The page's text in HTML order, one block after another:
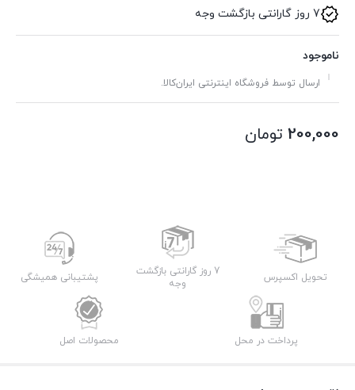
7 روز گارانتی بازگشت وجه
ناموجود
ارسال توسط فروشگاه اینترنتی ایران‌کالا.
200,000 تومان
تحویل اکسپرس
7 روز گارانتی بازگشت
وجه
پشتیبانی همیشگی
پرداخت در محل محصولات اصل